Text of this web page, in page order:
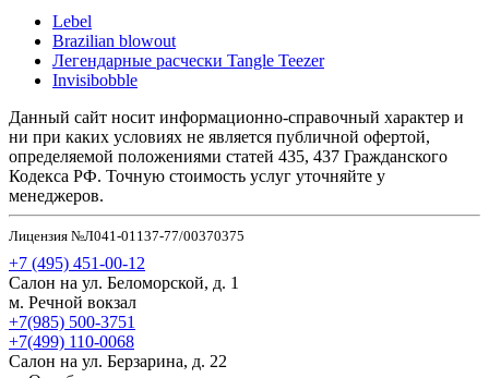
Lebel
Brazilian blowout
Легендарные расчески Tangle Teezer
Invisibobble
Данный сайт носит информационно-справочный характер и
ни при каких условиях не является публичной офертой,
определяемой положениями статей 435, 437 Гражданского
Кодекса РФ. Точную стоимость услуг уточняйте у
менеджеров.
Лицензия №Л041-01137-77/00370375
+7 (495) 451-00-12
Салон на ул. Беломорской, д. 1
м. Речной вокзал
+7(985) 500-3751
+7(499) 110-0068
Салон на ул. Берзарина, д. 22